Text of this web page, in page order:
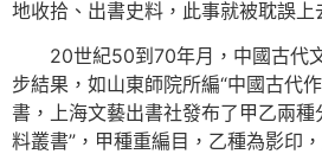
地收拾、出書史料，此事就被耽誤上
20世紀50到70年月，中國古代
步結果，如山東師院所編“中國古代
書，上海文藝出書社發布了甲乙兩種
料叢書”，甲種重編目，乙種為影印